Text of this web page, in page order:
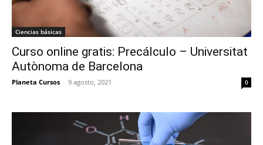
Ciencias básicas
Curso online gratis: Precálculo – Universitat
Autònoma de Barcelona
Planeta Cursos - 9 agosto, 2021 0